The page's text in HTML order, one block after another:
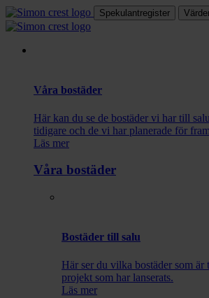
Spekulantregister
Våra bostäder
Här kan du se de bostäder vi har till
tidigare och de vi har planerade för
Läs mer
Våra bostäder
Bostäder till salu
Här ser du vilka bostäder som
projekt som har lanserats.
Läs mer